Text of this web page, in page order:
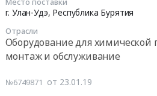
6116-
г. Улан-Удэ, Республика Бурятия
Отрасли
Оборудование для
монтаж и обслуживание
№6749871 от 23.01.19